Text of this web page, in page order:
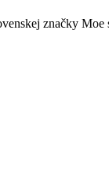
značky Moe